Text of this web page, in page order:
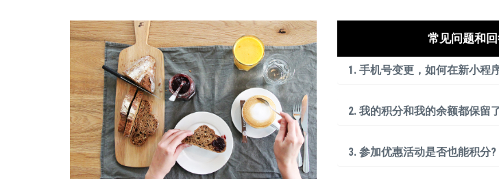
常见问题和
1. 手机号变更，如何在新小程
2. 我的积分和我的余额都保留
3. 参加优惠活动是否也能积分